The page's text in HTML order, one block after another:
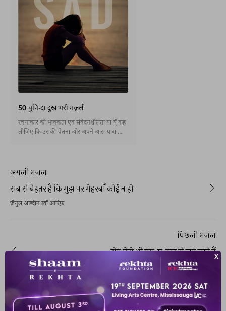
50 चुनिन्दा दुख भरी ग़ज़लें
रचनाकार की भावुकता एवं संवेदनशीलता या यूँ कह
लीजिए कि उसकी चेतना और अपने आस-पास की
में ये उदासी परंपरागत एवं असफल प्रेम के कारण
नज़र आती है । अस्ल में रचनाकार अपनी रचना में
दुनिया की बे-ढंगी सूरतों को व्यवस्थित करना चाहता
है,लेकिन उसको सफलता नहीं मिलती । असफलता
का यही एहसास साहित्य और शायरी में उदासी को
अगली ग़ज़ल
सब से बेहतर है कि मुझ पर मेहरबाँ कोई न हो
ज़ैनुल आब्दीन ख़ाँ आरिफ़
पिछली ग़ज़ल
रोग ऐसे भी ग़म-ए-यार से लग जाते हैं
अहमद फ़राज़